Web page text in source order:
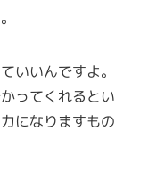
いいんですよ。
ってくれるとい
になりますもの